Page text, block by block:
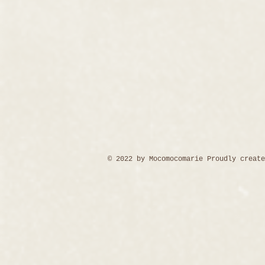
© 2022 by Mocomocomarie Proudly